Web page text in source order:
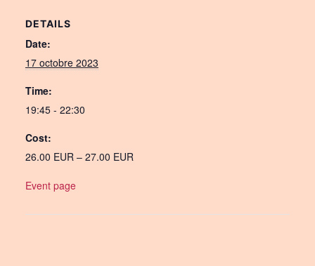
DETAILS
Date:
17 octobre 2023
Time:
19:45 - 22:30
Cost:
26.00 EUR – 27.00 EUR
Event page